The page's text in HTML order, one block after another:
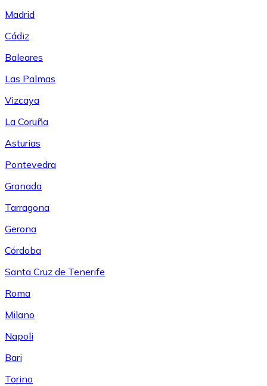
Madrid
Cádiz
Baleares
Las Palmas
Vizcaya
La Coruña
Asturias
Pontevedra
Granada
Tarragona
Gerona
Córdoba
Santa Cruz de Tenerife
Roma
Milano
Napoli
Bari
Torino